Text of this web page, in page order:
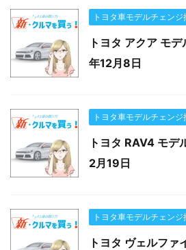
トヨタ車モデルチェン
トヨタ アクア モ
年12月8日
トヨタ車モデルチェン
トヨタ RAV4 モ
2月19日
トヨタ車モデルチェン
トヨタ ヴェルファ